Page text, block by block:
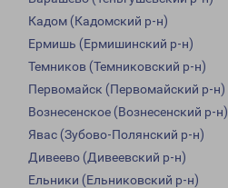
Кадом (Кадомский р-н)
Ермишь (Ермишинский р-н)
Темников (Темниковский р-н)
Первомайск (Первомайский р-н)
Вознесенское (Вознесенский р-н)
Явас (Зубово-Полянский р-н)
Дивеево (Дивеевский р-н)
Ельники (Ельниковский р-н)